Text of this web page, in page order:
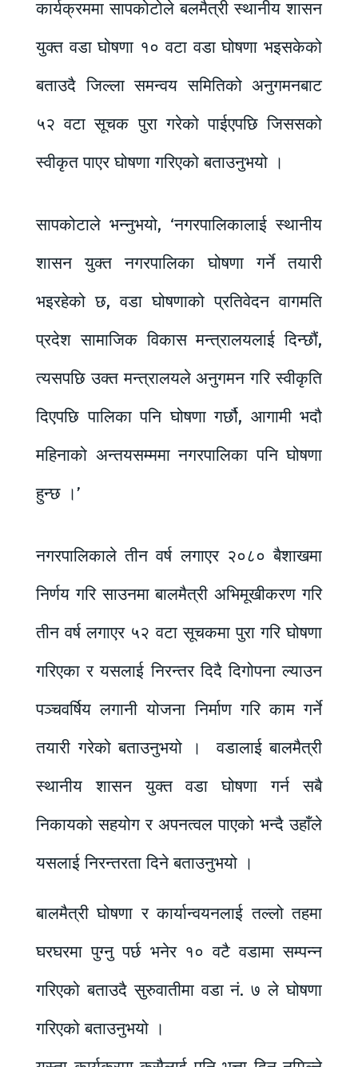
कार्यक्रममा सापकोटोले बलमैत्री स्थानीय शासन
युक्त वडा घोषणा १० वटा वडा घोषणा भइसकेको
बताउदै जिल्ला समन्वय समितिको अनुगमनबाट
५२ वटा सूचक पुरा गरेको पाईएपछि जिससको
स्वीकृत पाएर घोषणा गरिएको बताउनुभयो ।
सापकोटाले भन्नुभयो, ‘नगरपालिकालाई स्थानीय
शासन युक्त नगरपालिका घोषणा गर्ने तयारी
भइरहेको छ, वडा घोषणाको प्रतिवेदन वागमति
प्रदेश सामाजिक विकास मन्त्रालयलाई दिन्छौं,
त्यसपछि उक्त मन्त्रालयले अनुगमन गरि स्वीकृति
दिएपछि पालिका पनि घोषणा गर्छौ, आगामी भदौ
महिनाको अन्तयसम्ममा नगरपालिका पनि घोषणा
हुन्छ ।’
नगरपालिकाले तीन वर्ष लगाएर २०८० बैशाखमा
निर्णय गरि साउनमा बालमैत्री अभिमूखीकरण गरि
तीन वर्ष लगाएर ५२ वटा सूचकमा पुरा गरि घोषणा
गरिएका र यसलाई निरन्तर दिदै दिगोपना ल्याउन
पञ्चवर्षिय लगानी योजना निर्माण गरि काम गर्ने
तयारी गरेको बताउनुभयो । वडालाई बालमैत्री
स्थानीय शासन युक्त वडा घोषणा गर्न सबै
निकायको सहयोग र अपनत्वल पाएको भन्दै उहाँले
यसलाई निरन्तरता दिने बताउनुभयो ।
बालमैत्री घोषणा र कार्यान्वयनलाई तल्लो तहमा
घरघरमा पुग्नु पर्छ भनेर १० वटै वडामा सम्पन्न
गरिएको बताउदै सुरुवातीमा वडा नं. ७ ले घोषणा
गरिएको बताउनुभयो ।